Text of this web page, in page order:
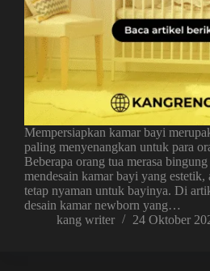
Mempersiapkan kamar bayi
paling menyenangkan untuk para
Beberapa orang tua merasa
mendesain kamar bayi yang estetik,
tetap nyaman untuk bayinya. Di
desain kamar newborn yang…
kang writer
24 Oktober